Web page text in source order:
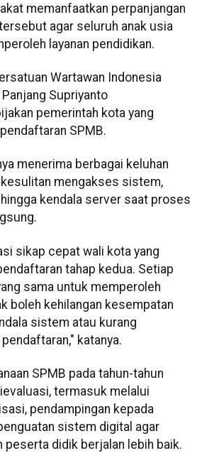
memanfaatkan perpanjangan
agar seluruh anak usia
layanan pendidikan.
Wartawan Indonesia
Supriyanto
pemerintah kota yang
SPMB.
menerima berbagai keluhan
mengakses sistem,
kendala server saat proses
sikap cepat wali kota yang
tahap kedua. Setiap
sama untuk memperoleh
boleh kehilangan kesempatan
sistem atau kurang
katanya.
SPMB pada tahun-tahun
termasuk melalui
pendampingan kepada
sistem digital agar
peserta didik berjalan lebih baik.